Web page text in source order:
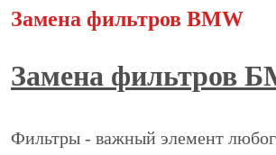
Замена фильтров BMW
Замена фильтров
Фильтры - важный элемент